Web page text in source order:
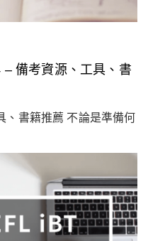
備考資源、工具、書
、書籍推薦 不論是準備何